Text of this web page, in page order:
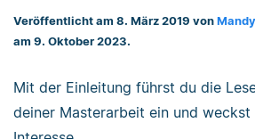
Veröffentlicht am 8. März 2019 von
am 9. Oktober 2023.
Mit der Einleitung führst du die
deiner Masterarbeit ein und